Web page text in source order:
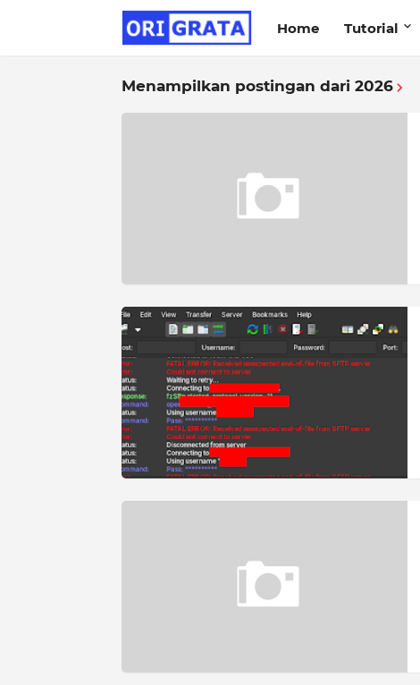
Home Tutorial
Menampilkan postingan dari 2026